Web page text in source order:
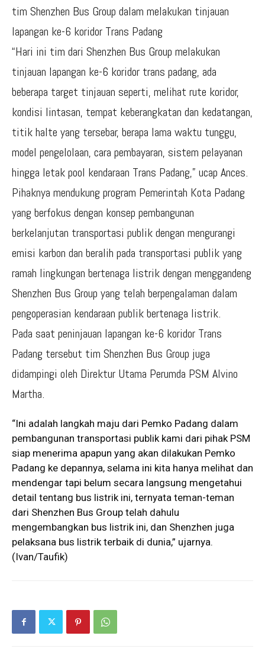
tim Shenzhen Bus Group dalam melakukan tinjauan
lapangan ke-6 koridor Trans Padang
“Hari ini tim dari Shenzhen Bus Group melakukan
tinjauan lapangan ke-6 koridor trans padang, ada
beberapa target tinjauan seperti, melihat rute koridor,
kondisi lintasan, tempat keberangkatan dan kedatangan,
titik halte yang tersebar, berapa lama waktu tunggu,
model pengelolaan, cara pembayaran, sistem pelayanan
hingga letak pool kendaraan Trans Padang,” ucap Ances.
Pihaknya mendukung program Pemerintah Kota Padang
yang berfokus dengan konsep pembangunan
berkelanjutan transportasi publik dengan mengurangi
emisi karbon dan beralih pada transportasi publik yang
ramah lingkungan bertenaga listrik dengan menggandeng
Shenzhen Bus Group yang telah berpengalaman dalam
pengoperasian kendaraan publik bertenaga listrik.
Pada saat peninjauan lapangan ke-6 koridor Trans
Padang tersebut tim Shenzhen Bus Group juga
didampingi oleh Direktur Utama Perumda PSM Alvino
Martha.
“Ini adalah langkah maju dari Pemko Padang dalam
pembangunan transportasi publik kami dari pihak PSM
siap menerima apapun yang akan dilakukan Pemko
Padang ke depannya, selama ini kita hanya melihat dan
mendengar tapi belum secara langsung mengetahui
detail tentang bus listrik ini, ternyata teman-teman
dari Shenzhen Bus Group telah dahulu
mengembangkan bus listrik ini, dan Shenzhen juga
pelaksana bus listrik terbaik di dunia,” ujarnya.
(Ivan/Taufik)